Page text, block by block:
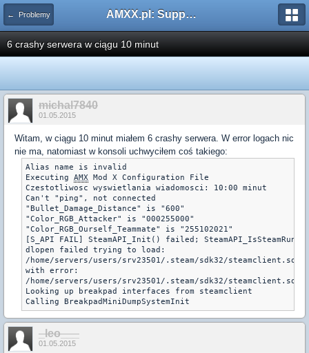
← Problemy AMXX.pl: Support AMX Mod X i SourceMod
6 crashy serwera w ciągu 10 minut
michal7840
01.05.2015
Witam, w ciągu 10 minut miałem 6 crashy serwera. W error logach nic
nie ma, natomiast w konsoli uchwyciłem coś takiego:
Alias name is invalid
Executing AMX Mod X Configuration File
Czestotliwosc wyswietlania wiadomosci: 10:00 minut
Can't "ping", not connected
"Bullet_Damage_Distance" is "600"
"Color_RGB_Attacker" is "000255000"
"Color_RGB_Ourself_Teammate" is "255102021"
[S_API FAIL] SteamAPI_Init() failed;
dlopen failed trying to load:
/home/servers/users/srv23501/.steam/sdk32/steamclient.so
with error:
/home/servers/users/srv23501/.steam/sdk32/
Looking up breakpad interfaces from steamclient
_leo___
01.05.2015